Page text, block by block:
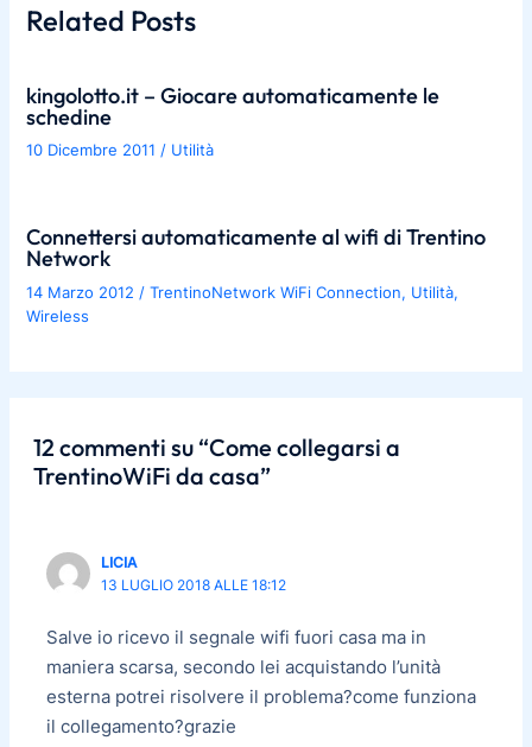
Related Posts
kingolotto.it – Giocare automaticamente le
schedine
10 Dicembre 2011/ Utilità
Connettersi automaticamente al wifi di Trentino
Network
14 Marzo 2012 /TrentinoNetwork WiFi Connection, Utilità,
Wireless
12 commenti su “Come collegarsi a
TrentinoWiFi da casa”
LICIA
13 LUGLIO 2018 ALLE 18:12
Salve io ricevo il segnale wifi fuori casa ma in
maniera scarsa, secondo lei acquistando l’unità
esterna potrei risolvere il problema?come funziona
il collegamento?grazie